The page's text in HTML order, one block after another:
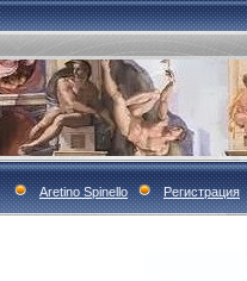
Aretino Spinello Регистрация